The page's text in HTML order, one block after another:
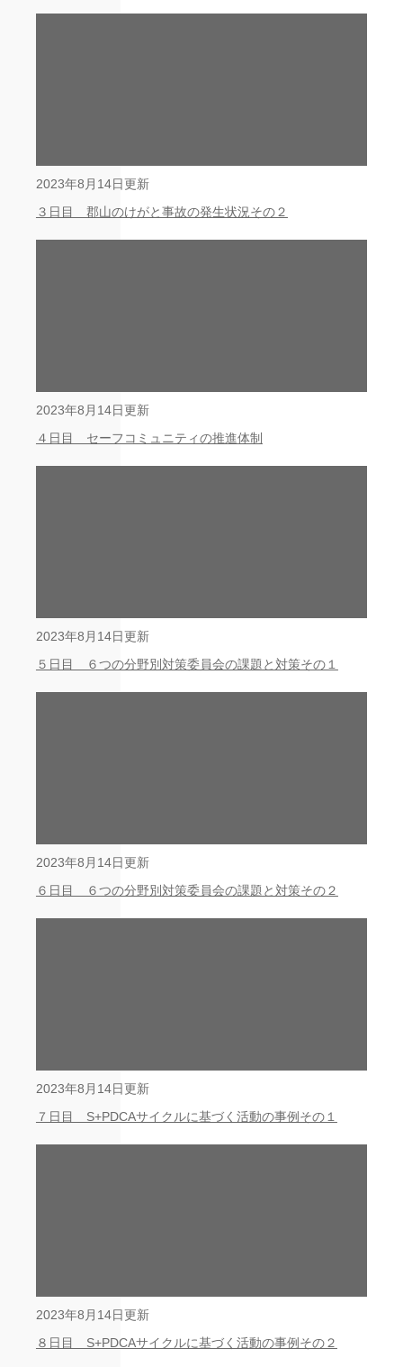
2023年8月14日更新
３日目 郡山のけがと事故の発生状況その２
2023年8月14日更新
４日目 セーフコミュニティの推進体制
2023年8月14日更新
５日目 ６つの分野別対策委員会の課題と対策その１
2023年8月14日更新
６日目 ６つの分野別対策委員会の課題と対策その２
2023年8月14日更新
７日目 S+PDCAサイクルに基づく活動の事例その１
2023年8月14日更新
８日目 S+PDCAサイクルに基づく活動の事例その２